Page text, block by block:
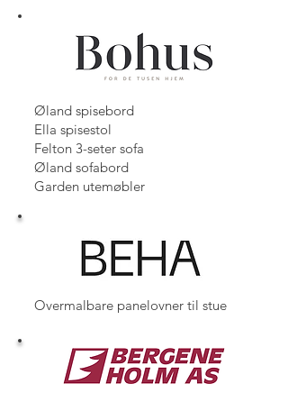
Øland spisebord
Ella spisestol
Felton 3-seter sofa
Øland sofabord
Garden utemøbler
Overmalbare panelovner til stue